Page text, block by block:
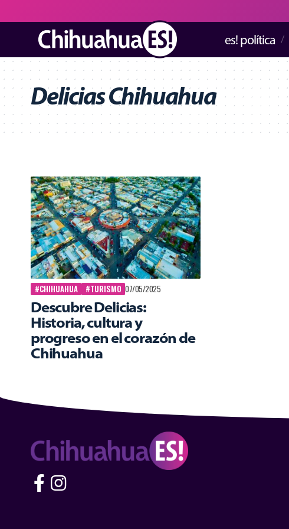
es! política
Delicias Chihuahua
#CHIHUAHUA #TURISMO 07/05/2025
Descubre Delicias:
Historia, cultura y
progreso en el corazón de
Chihuahua